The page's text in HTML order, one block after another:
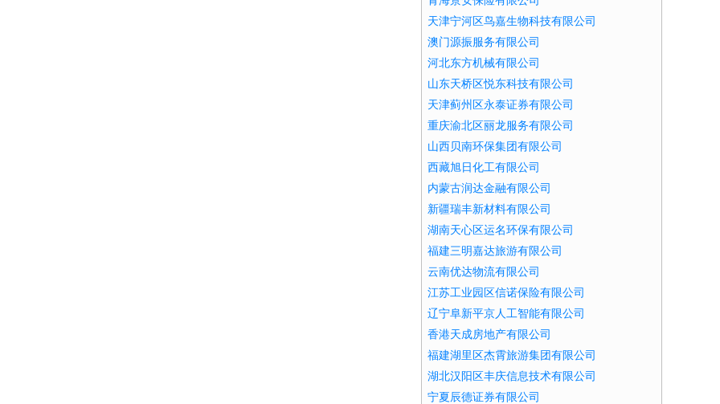
天津宁河区鸟嘉生物科技有限公司
澳门源振服务有限公司
河北东方机械有限公司
山东天桥区悦东科技有限公司
天津蓟州区永泰证券有限公司
重庆渝北区丽龙服务有限公司
山西贝南环保集团有限公司
西藏旭日化工有限公司
内蒙古润达金融有限公司
新疆瑞丰新材料有限公司
湖南天心区运名环保有限公司
福建三明嘉达旅游有限公司
云南优达物流有限公司
江苏工业园区信诺保险有限公司
辽宁阜新平京人工智能有限公司
香港天成房地产有限公司
福建湖里区杰霄旅游集团有限公司
湖北汉阳区丰庆信息技术有限公司
宁夏辰德证券有限公司